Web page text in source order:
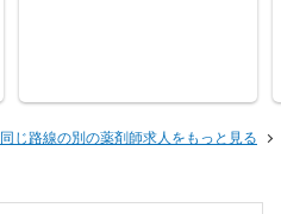
じ路線の別の薬剤師求人をもっと見る